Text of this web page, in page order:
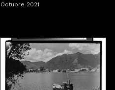
Octubre 2021